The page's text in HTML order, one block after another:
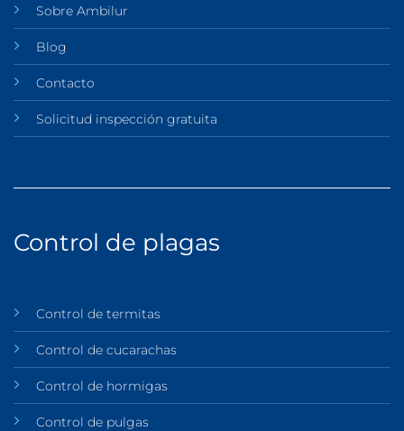
Sobre Ambilur
Blog
Contacto
Solicitud inspección gratuita
Control de plagas
Control de termitas
Control de cucarachas
Control de hormigas
Control de pulgas